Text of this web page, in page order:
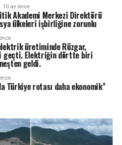
10 ay önce
Akademi Merkezi Direktörü
ülkeleri işbirliğine zorunlu
üretiminde Rüzgar,
geçti. Elektriğin dörtte biri
geldi.
Türkiye rotası daha ekonomik”